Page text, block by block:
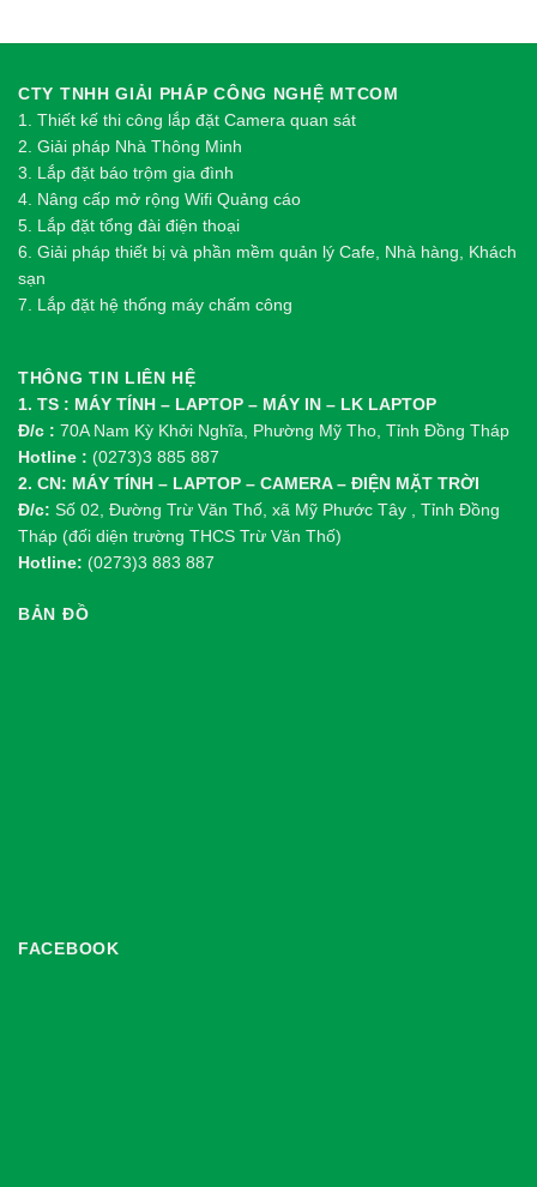
CTY TNHH GIẢI PHÁP CÔNG NGHỆ MTCOM
1. Thiết kế thi công lắp đặt Camera quan sát
2. Giải pháp Nhà Thông Minh
3. Lắp đặt báo trộm gia đình
4. Nâng cấp mở rộng Wifi Quảng cáo
5. Lắp đặt tổng đài điện thoại
6. Giải pháp thiết bị và phần mềm quản lý Cafe, Nhà hàng, Khách
sạn
7. Lắp đặt hệ thống máy chấm công
THÔNG TIN LIÊN HỆ
1. TS : MÁY TÍNH – LAPTOP – MÁY IN – LK LAPTOP
Đ/c : 70A Nam Kỳ Khởi Nghĩa, Phường Mỹ Tho, Tỉnh Đồng Tháp
Hotline : (0273)3 885 887
2. CN: MÁY TÍNH – LAPTOP – CAMERA – ĐIỆN MẶT TRỜI
Đ/c: Số 02, Đường Trừ Văn Thố, xã Mỹ Phước Tây , Tỉnh Đồng
Tháp (đối diện trường THCS Trừ Văn Thố)
Hotline: (0273)3 883 887
BẢN ĐỒ
FACEBOOK